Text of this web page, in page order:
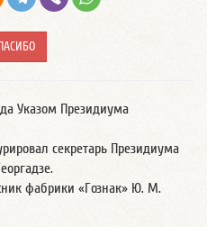
Указом Президиума
секретарь Президиума
фабрики «Гознак» Ю. М.